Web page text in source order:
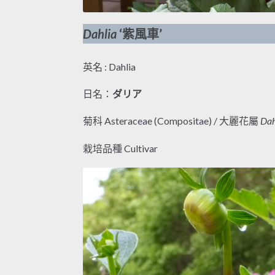
Dahlia‘紫風車’
英名 : Dahlia
日名： ダリア
菊科 Asteraceae (Compositae) / 大麗花屬
栽培品種 Cultivar